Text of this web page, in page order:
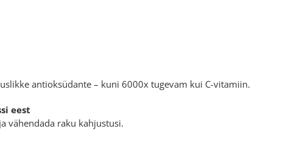
antioksüdante – kuni 6000x tugevam kui C-vitamiin.
eest
vähendada raku kahjustusi.